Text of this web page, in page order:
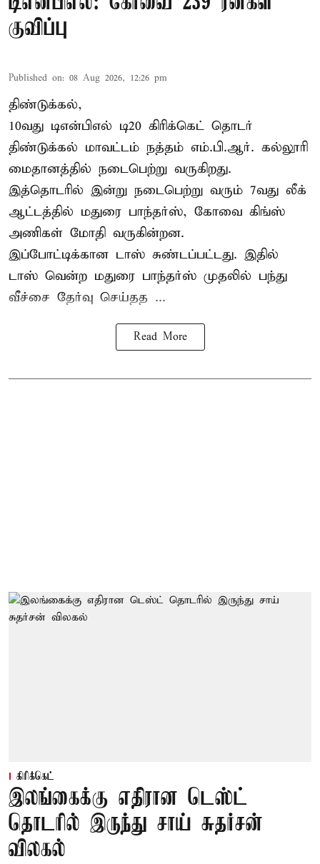
குவிப்பு
Published on: 08 Aug 2026, 12:26 pm
திண்டுக்கல்,
10வது டிஎன்பிஎல் டி20 கிரிக்கெட் தொடர்
திண்டுக்கல் மாவட்டம் நத்தம் எம்.பி.ஆர். கல்லூரி
மைதானத்தில் நடைபெற்று வருகிறது.
இத்தொடரில் இன்று நடைபெற்று வரும் 7வது லீக்
ஆட்டத்தில் மதுரை பாந்தர்ஸ், கோவை கிங்ஸ்
அணிகள் மோதி வருகின்றன.
இப்போட்டிக்கான டாஸ் சுண்டப்பட்டது. இதில்
டாஸ் வென்ற மதுரை பாந்தர்ஸ் முதலில் பந்து
வீச்சை தேர்வு செய்தத ...
Read More
கிரிக்கெட்
இலங்கைக்கு எதிரான டெஸ்ட்
தொடரில் இருந்து சாய் சுதர்சன்
விலகல்